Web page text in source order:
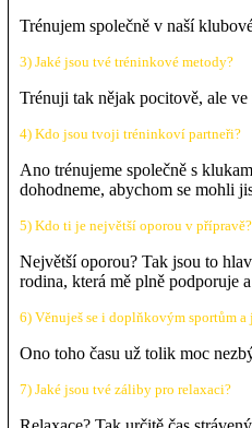
Trénujem společně v naší
3) Jaké jsou tvé tréninkové metody?
Trénuji tak nějak pocitově, ale
4) Kdo jsou tvoji tréninkoví partneři?
Ano trénujeme společně s
dohodneme, abychom se mohli
5) Kdo ti je největší oporou v přípravě?
Největší oporou? Tak jsou to
rodina, která mě plně podporuje
6) Věnuješ se i doplňkovým sportům a
Ono toho času už tolik moc
7) Jaké jsou tvé záliby pro relaxaci?